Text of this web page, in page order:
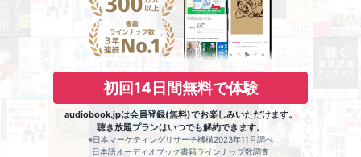
初回14日間無料で体験
audiobook.jpは会員登録(無料)でお楽しみいただけます。
聴き放題プランはいつでも解約できます。
※日本マーケティングリサーチ機構2023年11月調べ
日本語オーディオブック書籍ラインナップ数調査